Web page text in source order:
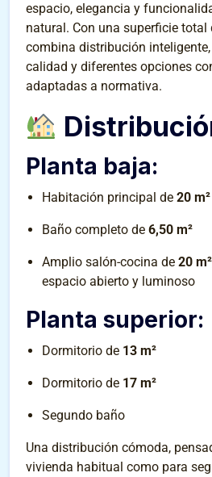
espacio, elegancia y
natural. Con una superficie total
combina distribución
calidad y diferentes opciones
adaptadas a normativa.
Planta baja:
Habitación principal de 20 m²
Baño completo de 6,50 m²
Amplio salón-cocina de 20 m²
espacio abierto y luminoso
Planta superior:
Dormitorio de 13 m²
Dormitorio de 17 m²
Segundo baño
Una distribución cómoda,
vivienda habitual como para